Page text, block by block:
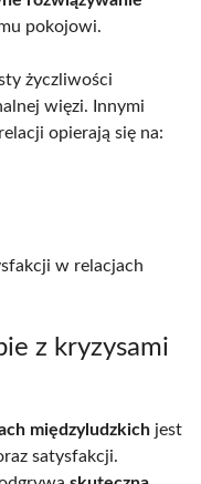
pokojowi.
życzliwości
więzi. Innymi
opierają się na:
w relacjach
z kryzysami
międzyludzkich jest
satysfakcji.